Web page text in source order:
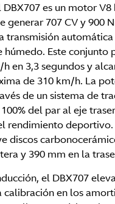
DBX707 es un motor
generar 707 CV y 900
transmisión
húmedo. Este conjunto
en 3,3 segundos y
de 310 km/h. La
de un sistema de
del par al eje
rendimiento deportivo.
discos
y 390 mm en la
el DBX707
calibración en los